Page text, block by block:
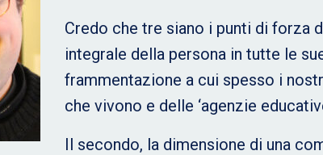
Credo che tre siano i punti di forza
integrale della persona in tutte le
frammentazione a cui spesso i
che vivono e delle ‘agenzie
Il secondo, la dimensione di una